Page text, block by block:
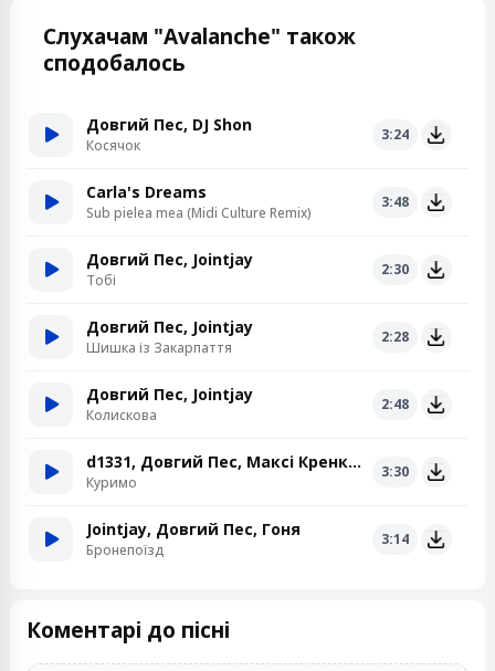
Слухачам "Avalanche" також
сподобалось
Довгий Пес, DJ Shon
Косячок
3:24
Carla's Dreams
Sub pielea mea (Midi Culture Remix)
3:48
Довгий Пес, Jointjay
Тобі
2:30
Довгий Пес, Jointjay
Шишка із Закарпаття
2:28
Довгий Пес, Jointjay
Колискова
2:48
d1331, Довгий Пес, Максі Кренк Звук, GIANTKEY
Куримо
3:30
Jointjay, Довгий Пес, Гоня
Бронепоїзд
3:14
Коментарі до пісні